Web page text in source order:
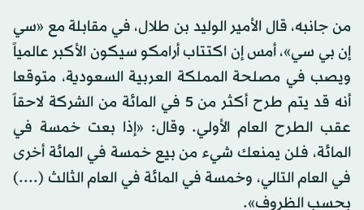
من جانبه، قال الأمير الوليد بن طلال، في مقابلة مع «سي
إن بي سي»، أمس إن اكتتاب أرامكو سيكون الأكبر عالمياً
ويصب في مصلحة المملكة العربية السعودية، متوقعا
أنه قد يتم طرح أكثر من 5 في المائة من الشركة لاحقاً
عقب الطرح العام الأولي. وقال: «إذا بعت خمسة في
المائة، فلن يمنعك شيء من بيع خمسة في المائة أخرى
في العام التالي، وخمسة في المائة في العام الثالث (....)
بحسب الظروف».